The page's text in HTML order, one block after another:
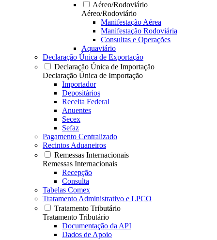
Aéreo/Rodoviário
Aéreo/Rodoviário
Manifestação Aérea
Manifestação Rodoviária
Consultas e Operações
Aquaviário
Declaração Única de Exportação
Declaração Única de Importação
Declaração Única de Importação
Importador
Depositários
Receita Federal
Anuentes
Secex
Sefaz
Pagamento Centralizado
Recintos Aduaneiros
Remessas Internacionais
Remessas Internacionais
Recepção
Consulta
Tabelas Comex
Tratamento Administrativo e LPCO
Tratamento Tributário
Tratamento Tributário
Documentação da API
Dados de Apoio